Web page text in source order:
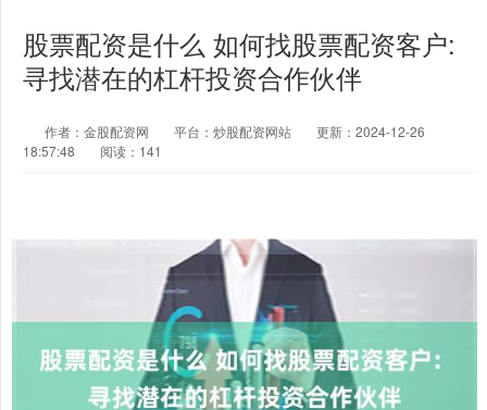
股票配资是什么 如何找股票配资客户:
寻找潜在的杠杆投资合作伙伴
作者：金股配资网 平台：炒股配资网站
更新：2024-12-26
18:57:48
阅读：141